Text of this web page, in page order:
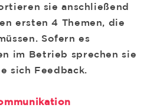
sie anschließend
ersten 4 Themen, die
Sofern es
im Betrieb sprechen sie
sich Feedback.